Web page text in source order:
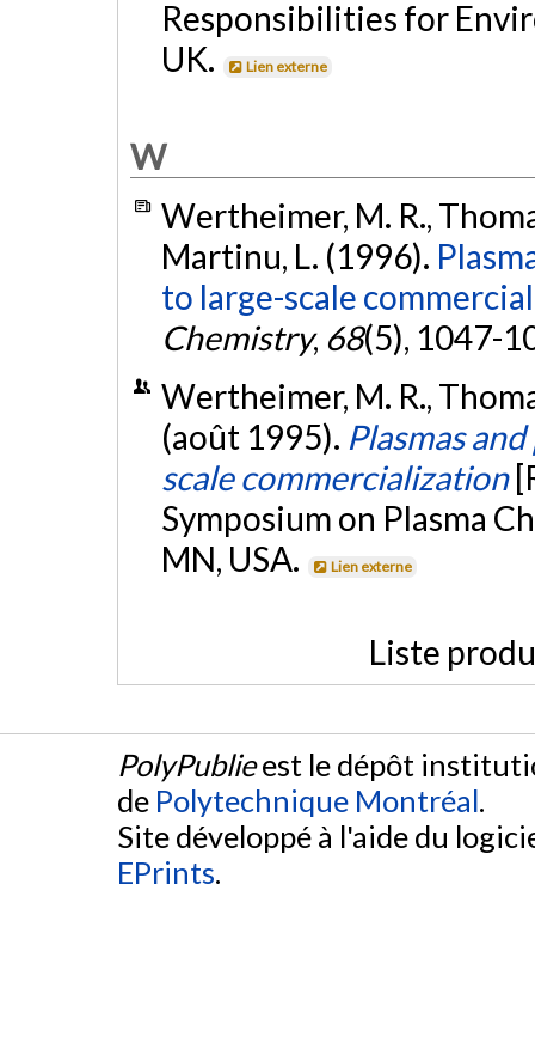
Responsibilities for
UK.
Lien externe
W
Wertheimer, M. R.,
Martinu, L. (1996).
to large-scale
Chemistry, 68(5), 1047-
Wertheimer, M. R.,
(août 1995). Plasmas
scale commercialization
Symposium on Plasma
MN, USA.
Lien externe
Liste
PolyPublieest le dépôt
de Polytechnique Montréal.
Site développé à l'aide du
EPrints.